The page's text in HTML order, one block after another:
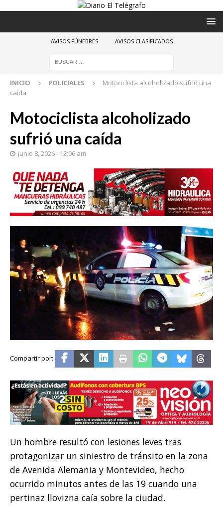
AVISOS FÚNEBRES AVISOS CLASIFICADOS
INICIO POLICIALES
Motociclista alcoholizado sufrió una
caída
Motociclista alcoholizado
sufrió una caída
junio 8, 2026 - 12:06 am
Un hombre resultó con lesiones leves tras
protagonizar un siniestro de tránsito en la zona
de Avenida Alemania y Montevideo, hecho
ocurrido minutos antes de las 19 cuando una
pertinaz llovizna caía sobre la ciudad.